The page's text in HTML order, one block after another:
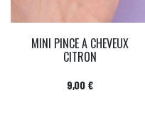
MINI PINCE A CHEVEUX
CITRON
Prix
9,00 €